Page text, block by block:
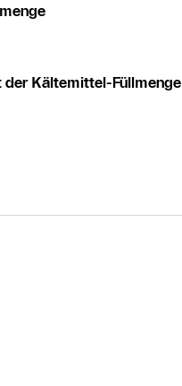
der Kältemittel-Füllmenge